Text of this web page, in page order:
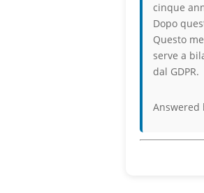
cinque
Dopo
Questo
serve a
dal GDPR.
Answered